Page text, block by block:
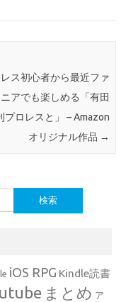
ス初心者から最近ファ
アでも楽しめる「有田
プロレスと」 – Amazon
オリジナル作品 →
iOS RPG Kindle読書
まとめ ア